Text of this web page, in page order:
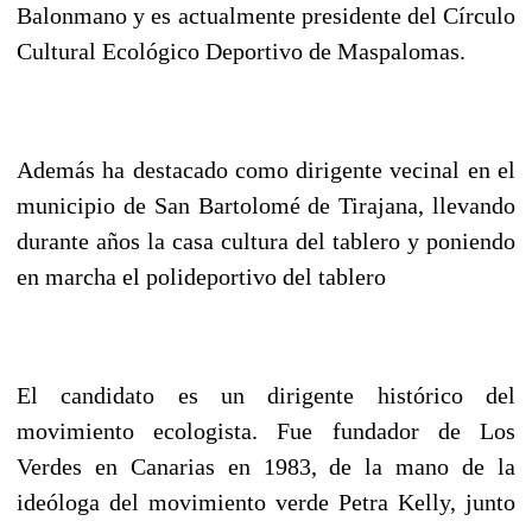
Balonmano y es actualmente presidente del Círculo
Cultural Ecológico Deportivo de Maspalomas.
Además ha destacado como dirigente vecinal en el
municipio de San Bartolomé de Tirajana, llevando
durante años la casa cultura del tablero y poniendo
en marcha el polideportivo del tablero
El candidato es un dirigente histórico del
movimiento ecologista. Fue fundador de Los
Verdes en Canarias en 1983, de la mano de la
ideóloga del movimiento verde Petra Kelly, junto